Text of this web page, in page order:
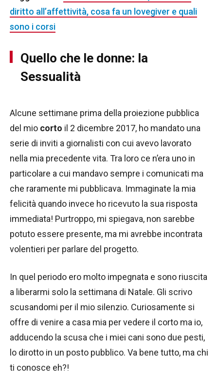
diritto all’affettività, cosa fa un lovegiver e quali
sono i corsi
Quello che le donne: la
Sessualità
Alcune settimane prima della proiezione pubblica
del mio corto il 2 dicembre 2017, ho mandato una
serie di inviti a giornalisti con cui avevo lavorato
nella mia precedente vita. Tra loro ce n’era uno in
particolare a cui mandavo sempre i comunicati ma
che raramente mi pubblicava. Immaginate la mia
felicità quando invece ho ricevuto la sua risposta
immediata! Purtroppo, mi spiegava, non sarebbe
potuto essere presente, ma mi avrebbe incontrata
volentieri per parlare del progetto.
In quel periodo ero molto impegnata e sono riuscita
a liberarmi solo la settimana di Natale. Gli scrivo
scusandomi per il mio silenzio. Curiosamente si
offre di venire a casa mia per vedere il corto ma io,
adducendo la scusa che i miei cani sono due pesti,
lo dirotto in un posto pubblico. Va bene tutto, ma chi
ti conosce eh?!